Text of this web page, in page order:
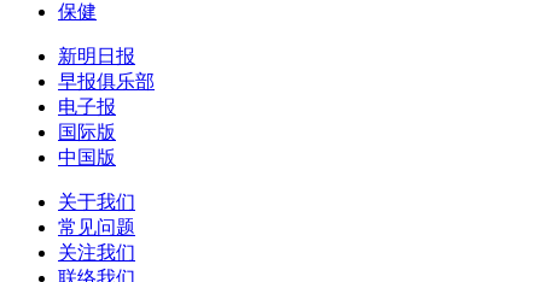
保健
新明日报
早报俱乐部
电子报
国际版
中国版
关于我们
常见问题
关注我们